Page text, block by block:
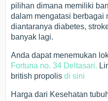
pilihan dimana memiliki
dalam mengatasi berbagai
diantaranya diabetes,
banyak lagi.
Anda dapat menemukan
Fortuna no. 34 Deltasari.
british propolisdi sini
Harga dari Kesehatan